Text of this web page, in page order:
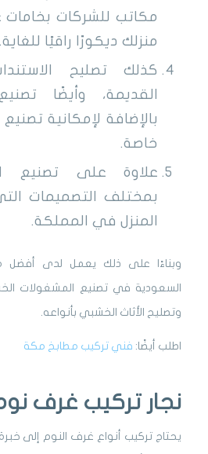
مكاتب للشركات بخامات
منزلك ديكورًا راقيًا للغاية.
كذلك تصليح
القديمة، وأيضًا
بالإضافة لإمكانية
خاصة.
علاوة على تصنيع
بمختلف التصميمات
المنزل في المملكة.
وبناءًا على ذلك يعمل لدى أفضل
السعودية في تصنيع المشغولات
وتصليح الأثاث الخشبي بأنواعه.
اطلب أيضًا: فني تركيب مطابخ مكة
نجار تركيب غرف
يحتاج تركيب أنواع غرف النوم إلى